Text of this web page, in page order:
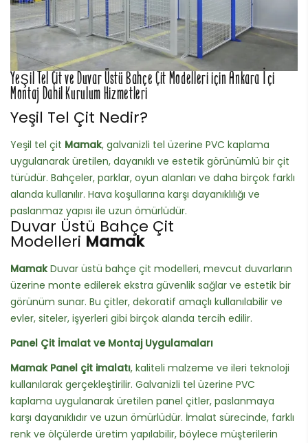
Yeşil Tel Çit ve Duvar Üstü Bahçe Çit Modelleri için Ankara İçi
Montaj Dahil Kurulum Hizmetleri
Yeşil Tel Çit Nedir?
Yeşil tel çit Mamak, galvanizli tel üzerine PVC kaplama
uygulanarak üretilen, dayanıklı ve estetik görünümlü bir çit
türüdür. Bahçeler, parklar, oyun alanları ve daha birçok farklı
alanda kullanılır. Hava koşullarına karşı dayanıklılığı ve
paslanmaz yapısı ile uzun ömürlüdür.
Duvar Üstü Bahçe Çit
Modelleri Mamak
MamakDuvar üstü bahçe çit modelleri, mevcut duvarların
üzerine monte edilerek ekstra güvenlik sağlar ve estetik bir
görünüm sunar. Bu çitler, dekoratif amaçlı kullanılabilir ve
evler, siteler, işyerleri gibi birçok alanda tercih edilir.
Panel Çit İmalat ve Montaj Uygulamaları
Mamak Panel çit imalatı, kaliteli malzeme ve ileri teknoloji
kullanılarak gerçekleştirilir. Galvanizli tel üzerine PVC
kaplama uygulanarak üretilen panel çitler, paslanmaya
karşı dayanıklıdır ve uzun ömürlüdür. İmalat sürecinde, farklı
renk ve ölçülerde üretim yapılabilir, böylece müşterilerin